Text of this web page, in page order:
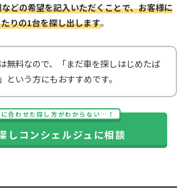
どの希望を記入いただくことで、お客様に
りの1台を探し出します。
無料なので、「まだ車を探しはじめたば
という方にもおすすめです。
合わせた探し方がわからない…！
しコンシェルジュに相談